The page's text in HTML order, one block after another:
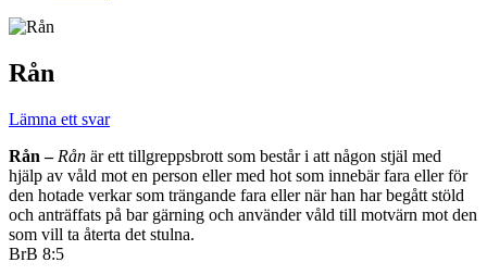
Rån
Lämna ett svar
Rån – Rån är ett tillgreppsbrott som består i att någon stjäl med
hjälp av våld mot en person eller med hot som innebär fara eller för
den hotade verkar som trängande fara eller när han har begått stöld
och anträffats på bar gärning och använder våld till motvärn mot den
som vill ta återta det stulna.
BrB 8:5